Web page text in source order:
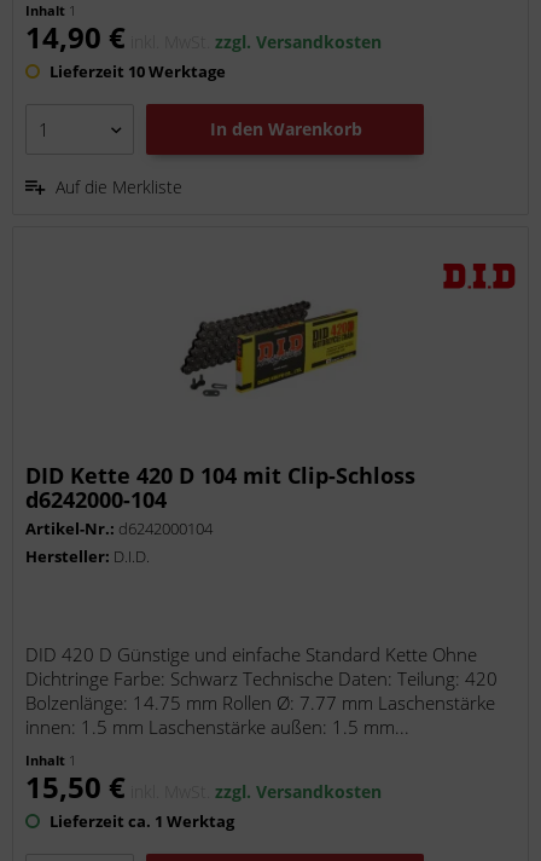
Inhalt 1
14,90 € inkl. MwSt.zzgl. Versandkosten
Lieferzeit 10 Werktage
In den Warenkorb
Auf die Merkliste
DID Kette 420 D 104 mit Clip-Schloss
d6242000-104
Artikel-Nr.: d6242000104
Hersteller: D.I.D.
DID 420 D Günstige und einfache Standard Kette Ohne
Dichtringe Farbe: Schwarz Technische Daten: Teilung: 420
Bolzenlänge: 14.75 mm Rollen Ø: 7.77 mm Laschenstärke
innen: 1.5 mm Laschenstärke außen: 1.5 mm...
Inhalt 1
15,50 € inkl. MwSt.zzgl. Versandkosten
Lieferzeit ca. 1 Werktag